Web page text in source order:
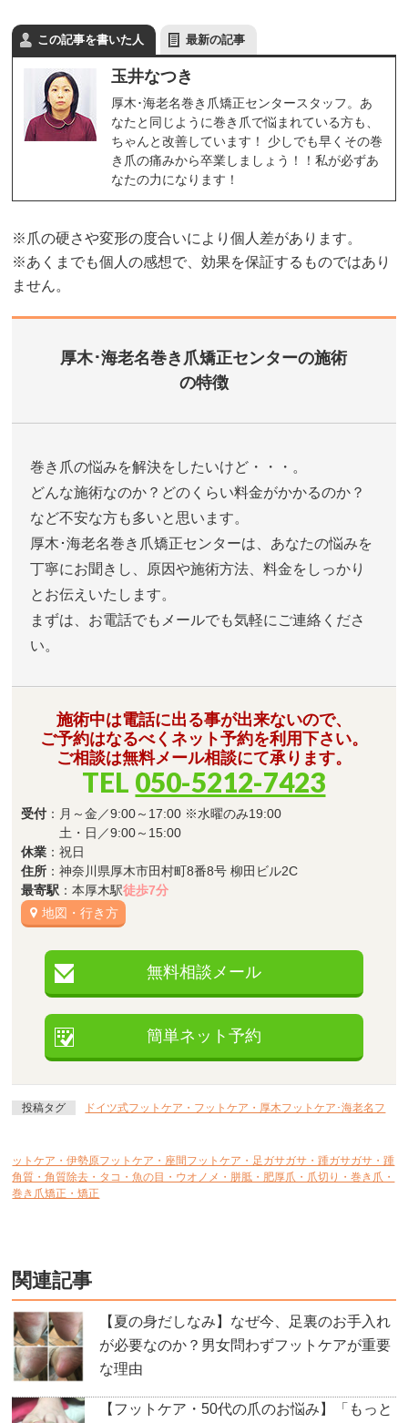
この記事を書いた人 最新の記事
玉井なつき
厚木･海老名巻き爪矯正センタースタッフ。あ
なたと同じように巻き爪で悩まれている方も、
ちゃんと改善しています！ 少しでも早くその巻
き爪の痛みから卒業しましょう！！私が必ずあ
なたの力になります！
※爪の硬さや変形の度合いにより個人差があります。
※あくまでも個人の感想で、効果を保証するものではあり
ません。
厚木･海老名巻き爪矯正センターの施術
の特徴
巻き爪の悩みを解決をしたいけど・・・。
どんな施術なのか？どのくらい料金がかかるのか？
など不安な方も多いと思います。
厚木･海老名巻き爪矯正センターは、あなたの悩みを
丁寧にお聞きし、原因や施術方法、料金をしっかり
とお伝えいたします。
まずは、お電話でもメールでも気軽にご連絡くださ
い。
施術中は電話に出る事が出来ないので、
ご予約はなるべくネット予約を利用下さい。
ご相談は無料メール相談にて承ります。
TEL 050-5212-7423
受付 ：月～金／9:00～17:00 ※水曜のみ19:00
土・日／9:00～15:00
休業 ：祝日
住所 ：神奈川県厚木市田村町8番8号 柳田ビル2C
最寄駅 ：本厚木駅徒歩7分
地図・行き方
無料相談メール
簡単ネット予約
投稿タグ ドイツ式フットケア・フットケア・厚木フットケア･海老名フ
ットケア・伊勢原フットケア・座間フットケア・足ガサガサ・踵ガサガサ・踵
角質・角質除去・タコ・魚の目・ウオノメ・胼胝・肥厚爪・爪切り・巻き爪・
巻き爪矯正・矯正
関連記事
【夏の身だしなみ】なぜ今、足裏のお手入れ
が必要なのか？男女問わずフットケアが重要
な理由
【フットケア・50代の爪のお悩み】「もっと